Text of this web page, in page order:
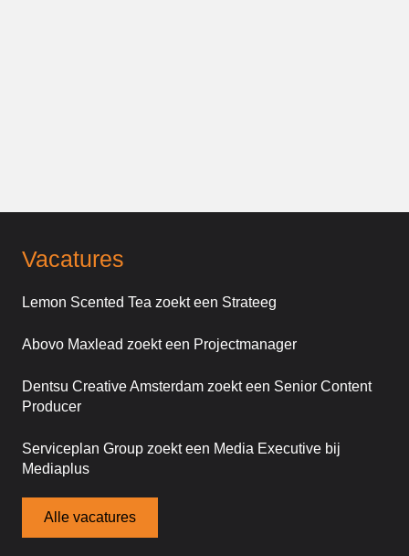
Vacatures
Lemon Scented Tea zoekt een Strateeg
Abovo Maxlead zoekt een Projectmanager
Dentsu Creative Amsterdam zoekt een Senior Content
Producer
Serviceplan Group zoekt een Media Executive bij
Mediaplus
Alle vacatures